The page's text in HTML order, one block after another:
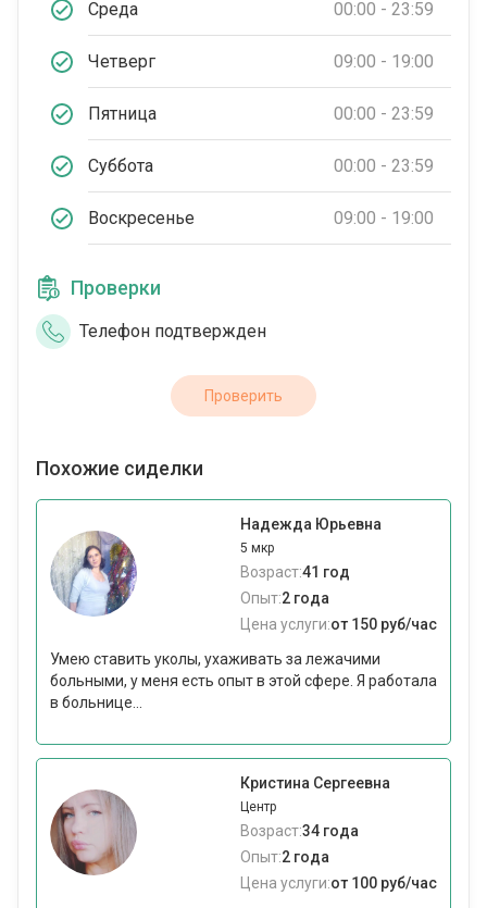
Среда 00:00 - 23:59
Четверг 09:00 - 19:00
Пятница 00:00 - 23:59
Суббота 00:00 - 23:59
Воскресенье 09:00 - 19:00
Проверки
Телефон подтвержден
Проверить
Похожие сиделки
Надежда Юрьевна
5 мкр
Возраст:41 год
Опыт:2 года
Цена услуги:от 150 руб/час
Умею ставить уколы, ухаживать за лежачими
больными, у меня есть опыт в этой сфере. Я работала
в больнице...
Кристина Сергеевна
Центр
Возраст:34 года
Опыт:2 года
Цена услуги:от 100 руб/час